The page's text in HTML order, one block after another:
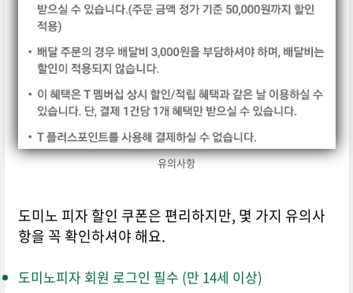
유의사항
도미노 피자 할인 쿠폰은 편리하지만, 몇 가지 유의사
항을 꼭 확인하셔야 해요.
도미노피자 회원 로그인 필수 (만 14세 이상)